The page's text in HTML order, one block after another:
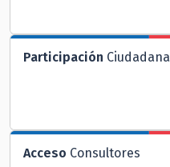
Participación Ciudadana
Acceso Consultores